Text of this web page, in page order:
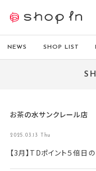
NEWS SHOP LIST
お茶の水サンクレール店
2025.03.13 Thu
【3月】TDポイント５倍日